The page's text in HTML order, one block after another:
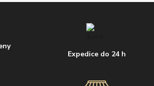
Expedice do 24 h